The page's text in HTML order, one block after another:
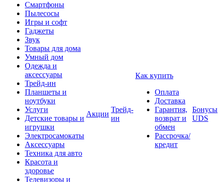
Смартфоны
Пылесосы
Игры и софт
Гаджеты
Звук
Товары для дома
Умный дом
Одежда и
аксессуары
Трейд-ин
Планшеты и
ноутбуки
Услуги
Детские товары и
игрушки
Электросамокаты
Аксессуары
Техника для авто
Красота и
здоровье
Телевизоры и
Акции
Трейд-
ин
Как купить
Оплата
Доставка
Гарантия,
возврат и
обмен
Рассрочка/
кредит
Бонусы
UDS